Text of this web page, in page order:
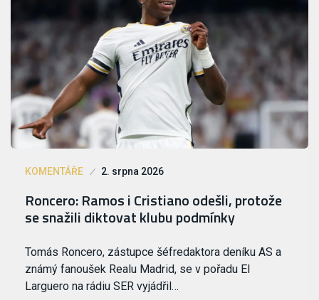
KOMENTÁŘE 2. srpna 2026
Roncero: Ramos i Cristiano odešli, protože
se snažili diktovat klubu podmínky
Tomás Roncero, zástupce šéfredaktora deníku AS a
známý fanoušek Realu Madrid, se v pořadu El
Larguero na rádiu SER vyjádřil…